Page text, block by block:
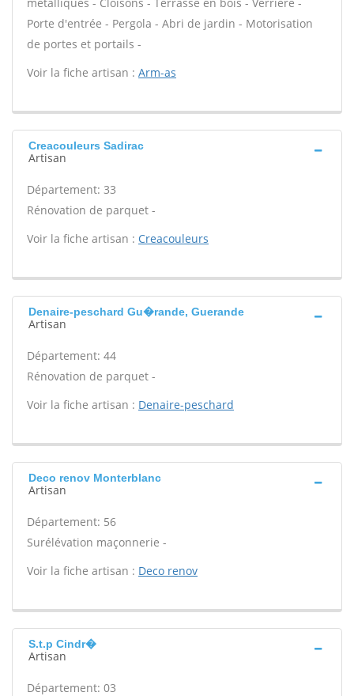
Porte d'entrée - Pergola - Abri de jardin - Motorisation
de portes et portails -
Voir la fiche artisan : Arm-as
Creacouleurs Sadirac
Artisan
Département: 33
Rénovation de parquet -
Voir la fiche artisan : Creacouleurs
Denaire-peschard Gu�rande, Guerande
Artisan
Département: 44
Rénovation de parquet -
Voir la fiche artisan : Denaire-peschard
Deco renov Monterblanc
Artisan
Département: 56
Surélévation maçonnerie -
Voir la fiche artisan : Deco renov
S.t.p Cindr�
Artisan
Département: 03